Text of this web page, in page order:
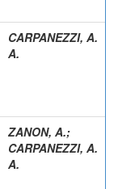
CARPANEZZI, A.
A.
ZANON, A.;
CARPANEZZI, A.
A.